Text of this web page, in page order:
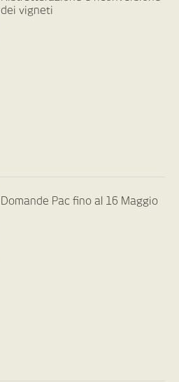
dei vigneti
Domande Pac fino al 16 Maggio